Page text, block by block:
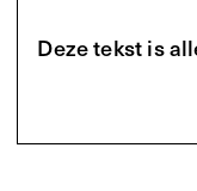
Deze tekst is